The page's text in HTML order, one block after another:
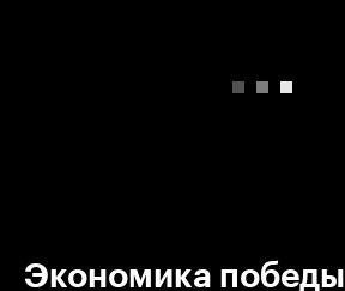
Экономика победы